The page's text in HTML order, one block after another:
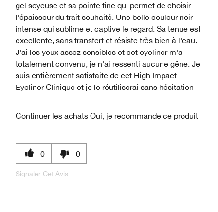
gel soyeuse et sa pointe fine qui permet de choisir
l'épaisseur du trait souhaité. Une belle couleur noir
intense qui sublime et captive le regard. Sa tenue est
excellente, sans transfert et résiste très bien à l'eau.
J'ai les yeux assez sensibles et cet eyeliner m'a
totalement convenu, je n'ai ressenti aucune gêne. Je
suis entièrement satisfaite de cet High Impact
Eyeliner Clinique et je le réutiliserai sans hésitation
Continuer les achats Oui, je recommande ce produit
0 0
Signaler Cet Avis